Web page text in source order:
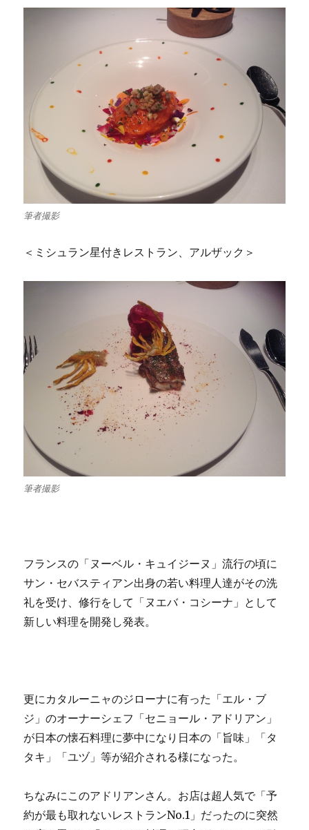
筆者撮影
＜ミシュラン星付きレストラン、アルザック＞
筆者撮影
フランスの「ヌーベル・キュイジーヌ」流行の頃に
サン・セバスティアン出身の若い料理人達がその洗
礼を受け、修行をして「ヌエバ・コシーナ」として
新しい料理を開発し発表。
更にカタルーニャのジローナに有った「エル・ブ
ジ」のオーナーシェフ「セニョール・アドリアン」
が日本の懐石料理に夢中になり日本の「旨味」「タ
タキ」「ユヅ」等が紹介される様になった。
ちなみにこのアドリアンさん。お店は超人気で「予
約が最も取れないレストランNo.1」だったのに突然